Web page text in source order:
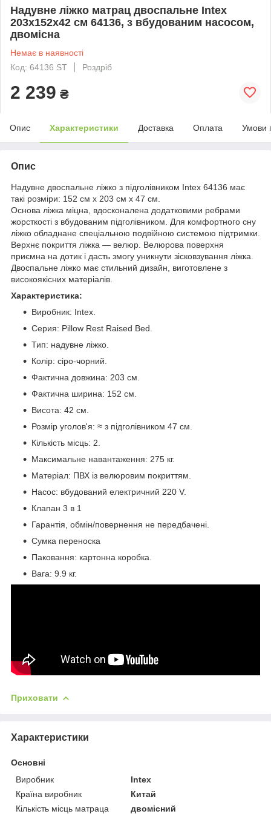
Надувне ліжко матрац двоспальне Intex
203х152х42 см 64136, з вбудованим насосом,
двомісна
Немає в наявності
Код: 64136 ST
Роздріб
2 239 ₴
Опис Характеристики Доставка Оплата Умови
Опис
Надувне двоспальне ліжко з підголівником Intex 64136 має
такі розміри: 152 см х 203 см х 47 см.
Основа ліжка міцна, вдосконалена додатковими ребрами
жорсткості з вбудованим підголівником. Для комфортного сну
ліжко обладнане спеціальною подвійною системою підтримки.
Верхнє покриття ліжка — велюр. Велюрова поверхня
приємна на дотик і дасть змогу уникнути зісковзування ліжка.
Двоспальне ліжко має стильний дизайн, виготовлене з
високоякісних матеріалів.
Характеристика:
Виробник: Intex.
Серия: Pillow Rest Raised Bed.
Тип: надувне ліжко.
Колір: сіро-чорний.
Фактична довжина: 203 см.
Фактична ширина: 152 см.
Висота: 42 см.
Розмір уголов'я: ≈ з підголівником 47 см.
Кількість місць: 2.
Максимальне навантаження: 275 кг.
Матеріал: ПВХ із велюровим покриттям.
Насос: вбудований електричний 220 V.
Клапан 3 в 1
Гарантія, обмін/повернення не передбачені.
Сумка переноска
Паковання: картонна коробка.
Вага: 9.9 кг.
Приховати
Характеристики
Основні
Виробник
Intex
Країна виробник
Китай
Кількість місць матраца
двомісний